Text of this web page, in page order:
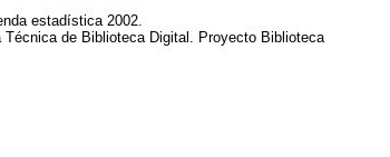
estadística 2002.
de Biblioteca Digital. Proyecto Biblioteca